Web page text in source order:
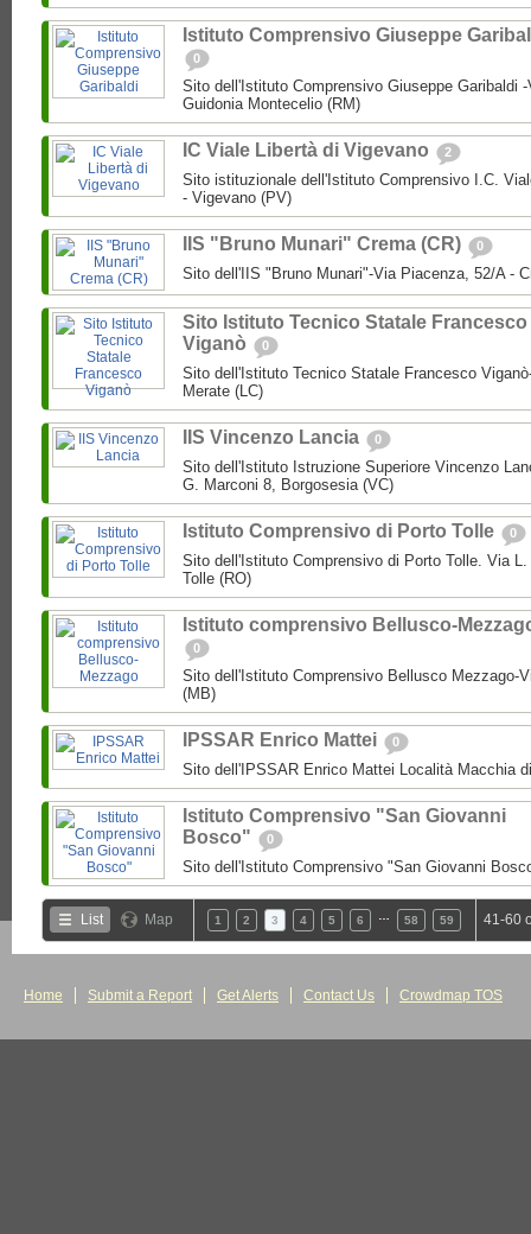
Istituto Comprensivo Giuseppe
0
Sito dell'Istituto Comprensivo Giuseppe Garibaldi
Guidonia Montecelio (RM)
IC Viale Libertà di Vigevano 2
Sito istituzionale dell'Istituto Comprensivo I.C.
- Vigevano (PV)
IIS "Bruno Munari" Crema (CR) 0
Sito dell'IIS "Bruno Munari"-Via Piacenza, 52/A -
Sito Istituto Tecnico Statale Francesco
Viganò
0
Sito dell'Istituto Tecnico Statale Francesco
Merate (LC)
IIS Vincenzo Lancia 0
Sito dell'Istituto Istruzione Superiore Vincenzo
G. Marconi 8, Borgosesia (VC)
Istituto Comprensivo di Porto Tolle 0
Sito dell'Istituto Comprensivo di Porto Tolle. Via
Tolle (RO)
Istituto comprensivo Bellusco-
0
Sito dell'Istituto Comprensivo Bellusco Mezzago-
(MB)
IPSSAR Enrico Mattei 0
Sito dell'IPSSAR Enrico Mattei Località Macchia
Istituto Comprensivo "San Giovanni
Bosco"
0
Sito dell'Istituto Comprensivo "San Giovanni
List Map 1 2 3 4 5 6 58 59 41-60
Home Submit a Report Get Alerts Contact Us Crowdmap TOS